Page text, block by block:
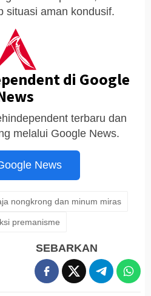
situasi aman kondusif.
di Google
terbaru dan
melalui Google News.
News
nongkrong dan minum miras
premanisme
SEBARKAN